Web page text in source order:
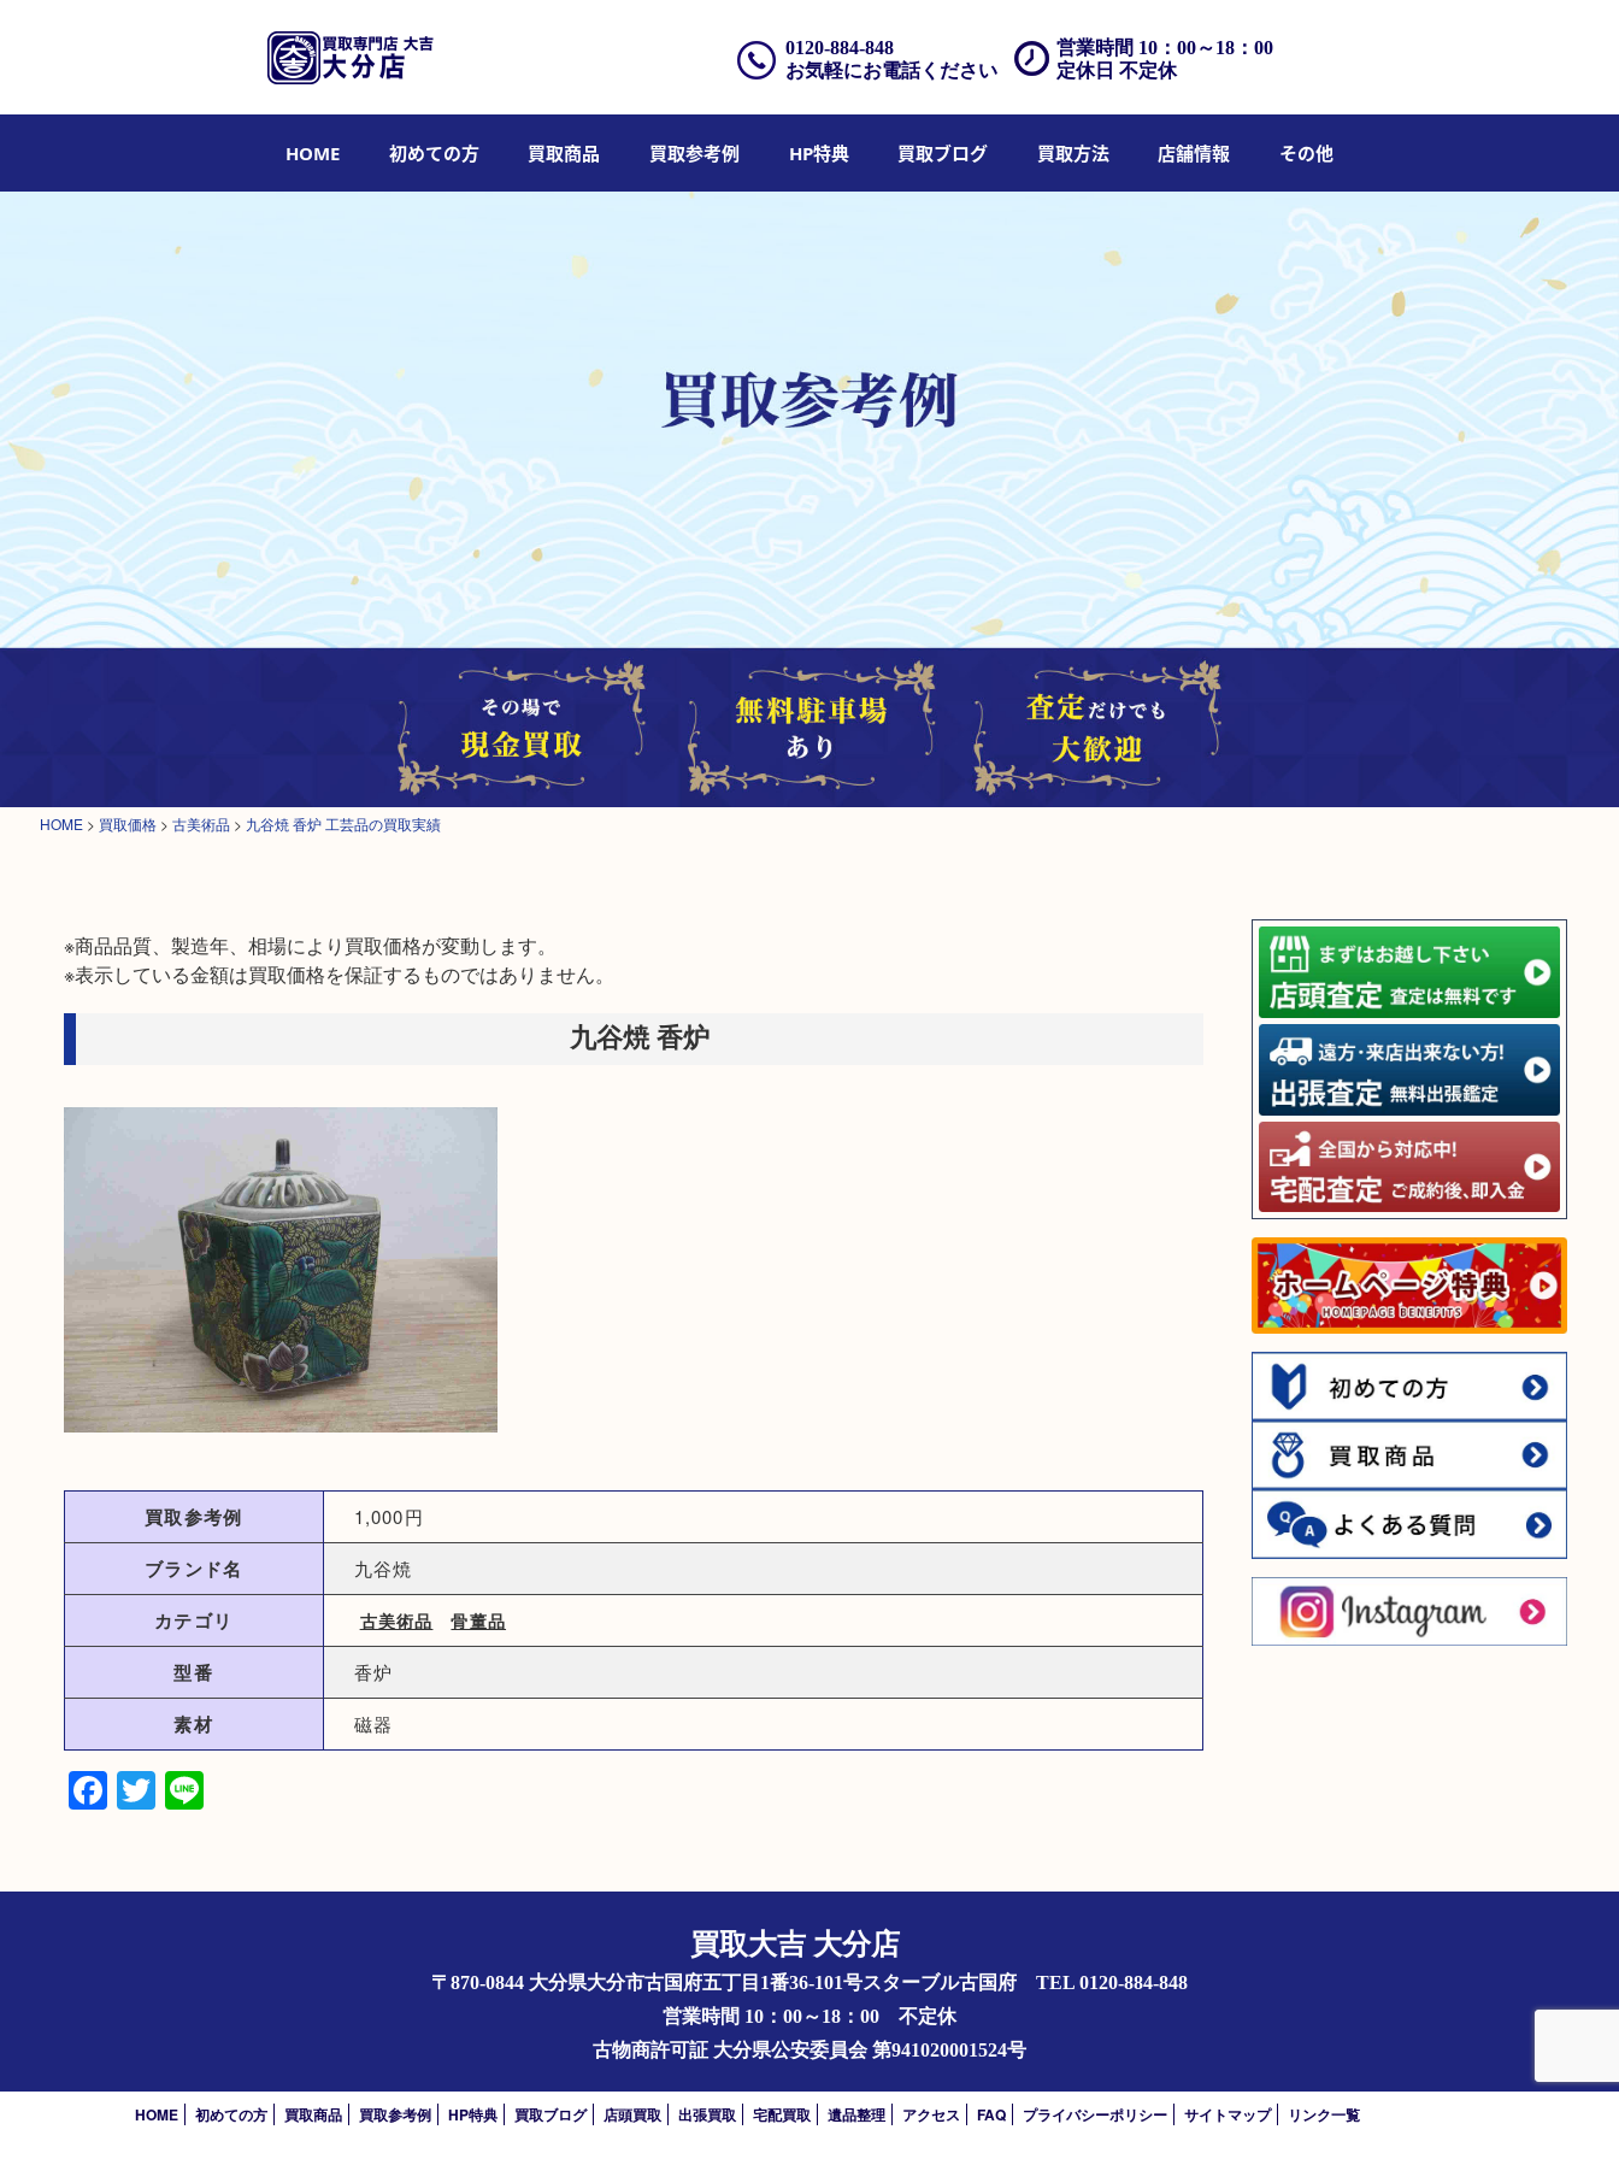
営業時間 10：00～18：00
定休日 不定休
0120-884-848
お気軽にお電話ください
HOME 初めての方 買取商品 買取参考例 HP特典 買取ブログ 買取方法 店舗情報 その他
HOME > 買取価格 > 古美術品 > 九谷焼 香炉 工芸品の買取実績
※商品品質、製造年、相場により買取価格が変動します。
※表示している金額は買取価格を保証するものではありません。
九谷焼 香炉
買取参考例 1,000円
ブランド名 九谷焼
カテゴリ 古美術品 骨董品
型番 香炉
素材 磁器
Facebook
Twitter
Line
買取大吉 大分店
〒870-0844 大分県大分市古国府五丁目1番36-101号スターブル古国府 TEL 0120-884-848
営業時間 10：00～18：00 不定休
古物商許可証 大分県公安委員会 第941020001524号
HOME 初めての方 買取商品 買取参考例 HP特典 買取ブログ 店頭買取 出張買取 宅配買取 遺品整理 アクセス FAQ プライバシーポリシー サイトマップ リンク一覧